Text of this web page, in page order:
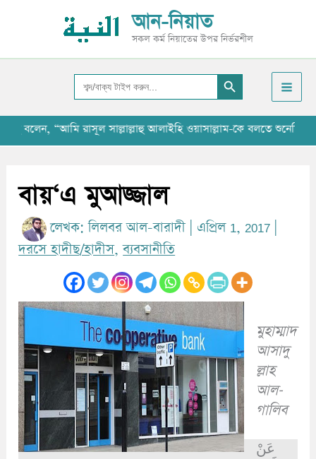
আন-নিয়াত
সকল কর্ম নিয়াতের উপর নির্ভরশীল
Search
for:
Search Button
রাসূল সাল্লাল্লাহু আলাইহি ওয়াসাল্লাম-কে বলতে শুনেছি যে,
বায়‘এ মুআজ্জাল
লেখক: লিলবর আল-বারাদী এপ্রিল 1, 2017
দরসে হাদীছ/হাদীস,ব্যবসানীতি
মুহাম্মাদ
আসাদু
ল্লাহ
আল-
গালিব
عَنْ
ই